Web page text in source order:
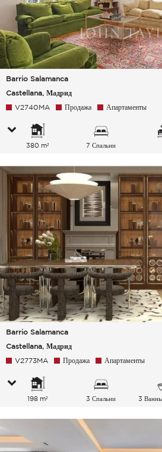
Barrio Salamanca
Castellana, Мадрид
V2740MA Продажа Апартаменты
380 m² 7 Спальни
Barrio Salamanca
Castellana, Мадрид
V2773MA Продажа Апартаменты
198 m² 3 Спальни 3